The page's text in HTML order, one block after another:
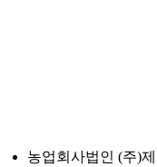
농업회사법인 (주)